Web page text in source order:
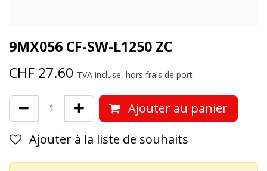
9MX056 CF-SW-L1250 ZC
CHF 27.60 TVA incluse, hors frais de port
Ajouter au panier
Ajouter à la liste de souhaits